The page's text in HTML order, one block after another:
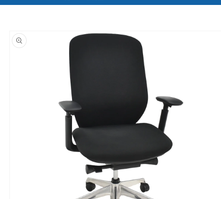
報にス
キップ